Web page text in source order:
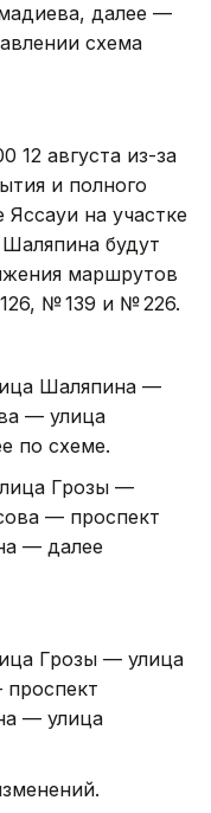
далее —
схема
12 августа из-за
и полного
на участке
будут
маршрутов
№ 139 и № 226.
Шаляпина —
— улица
по схеме.
Грозы —
— проспект
— далее
Грозы — улица
— улица